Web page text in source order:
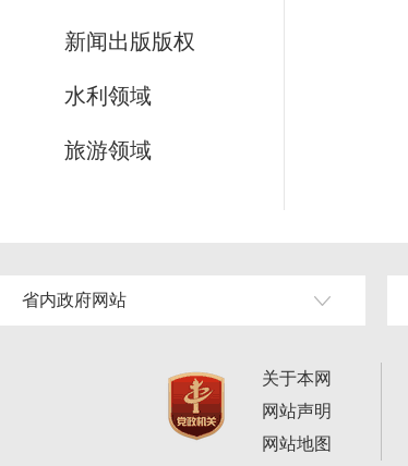
新闻出版版权
水利领域
旅游领域
省内政府网站
关于本网
网站声明
网站地图